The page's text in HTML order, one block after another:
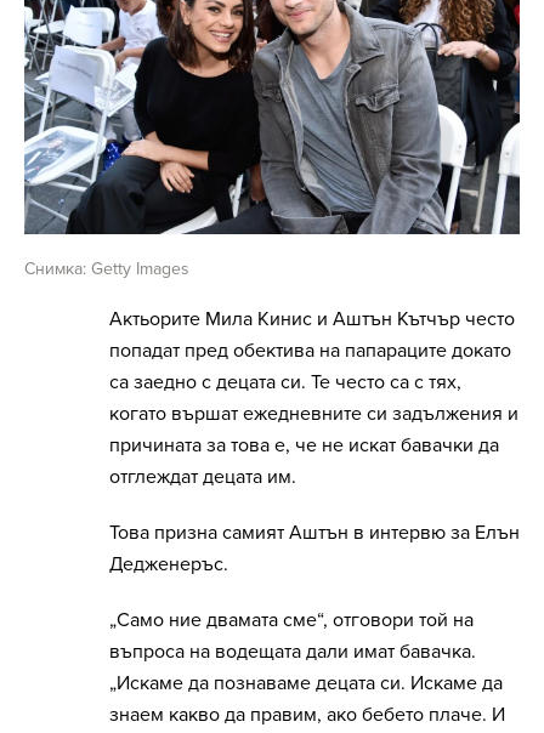
Снимка: Getty Images
Актьорите Мила Кинис и Аштън Кътчър често
попадат пред обектива на папараците докато
са заедно с децата си. Те често са с тях,
когато вършат ежедневните си задължения и
причината за това е, че не искат бавачки да
отглеждат децата им.
Това призна самият Аштън в интервю за Елън
Дедженеръс.
„Само ние двамата сме“, отговори той на
въпроса на водещата дали имат бавачка.
„Искаме да познаваме децата си. Искаме да
знаем какво да правим, ако бебето плаче. И